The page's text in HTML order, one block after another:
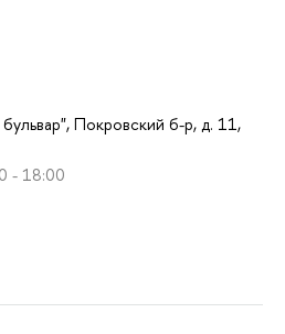
Покровский б-р, д. 11,
- 18:00